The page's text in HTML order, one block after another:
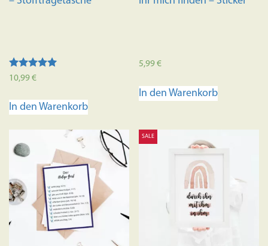
Bewertet mit
5.00
10,99€
In den Warenkorb
5,99€
In den Warenkorb
SALE